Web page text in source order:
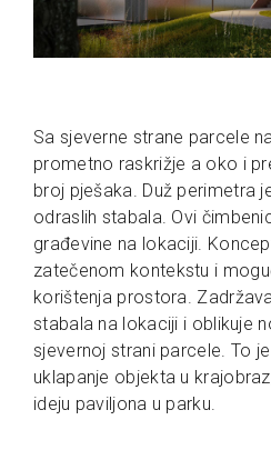
Sa sjeverne strane parcele
prometno raskrižje a oko i
broj pješaka. Duž perimetra
odraslih stabala. Ovi
građevine na lokaciji.
zatečenom kontekstu i
korištenja prostora.
stabala na lokaciji i oblikuje
sjevernoj strani parcele. To
uklapanje objekta u
ideju paviljona u parku.